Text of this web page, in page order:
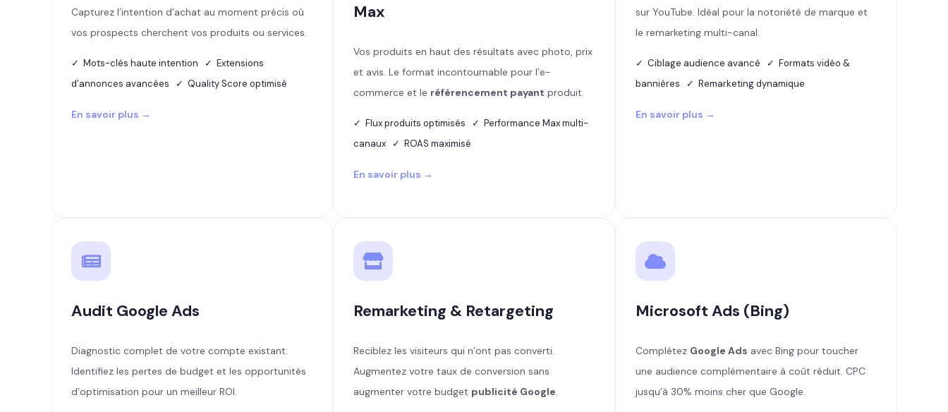
Capturez l’intention d’achat au moment précis où
vos prospects cherchent vos produits ou services.
✓ Mots-clés haute intention ✓ Extensions
d’annonces avancées ✓ Quality Score optimisé
En savoir plus →
Max
Vos produits en haut des résultats avec photo, prix
et avis. Le format incontournable pour l’e-
commerce et le référencement payant produit.
✓ Flux produits optimisés ✓ Performance Max multi-
canaux ✓ ROAS maximisé
En savoir plus →
sur YouTube. Idéal pour la notoriété de marque et
le remarketing multi-canal.
✓ Ciblage audience avancé ✓ Formats vidéo &
bannières ✓ Remarketing dynamique
En savoir plus →
Audit Google Ads
Diagnostic complet de votre compte existant.
Identifiez les pertes de budget et les opportunités
d’optimisation pour un meilleur ROI.
Remarketing & Retargeting
Reciblez les visiteurs qui n’ont pas converti.
Augmentez votre taux de conversion sans
augmenter votre budget publicité Google.
Microsoft Ads (Bing)
Complétez Google Ads avec Bing pour toucher
une audience complémentaire à coût réduit. CPC
jusqu’à 30% moins cher que Google.